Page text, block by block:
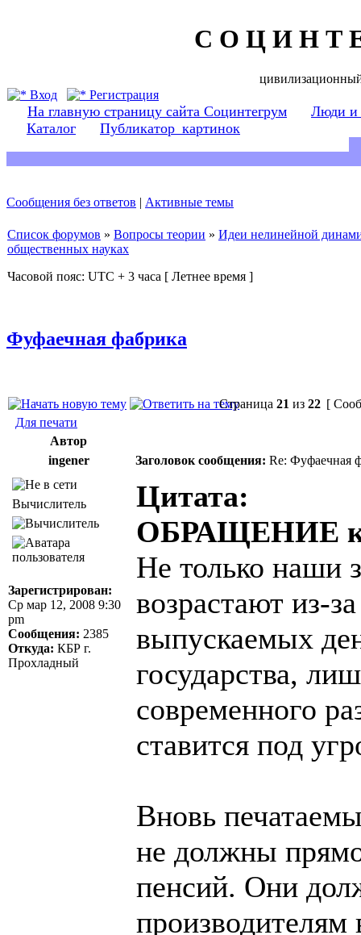
С О Ц И Н Т
Вход
Регистрация
На главную страницу сайта Социнтегрум
Люди и
Каталог
Публикатор_картинок
Сообщения без ответов | Активные темы
Список форумов » Вопросы теории » Идеи нелинейной
общественных науках
Часовой пояс: UTC + 3 часа [ Летнее время ]
Фуфаечная фабрика
Страница 21 из 22 [
Для печати
Автор
ingener
Заголовок сообщения: Re: Фуфаечная
Вычислитель
Зарегистрирован:
Ср мар 12, 2008 9:30
pm
Сообщения: 2385
Откуда: КБР г.
Прохладный
Цитата:
ОБРАЩЕНИЕ
Не только наши
возрастают из-
выпускаемых
государства,
современного
ставится под
Вновь
не должны
пенсий. Они
производителям